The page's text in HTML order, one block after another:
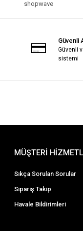
shopwave
Güvenli
Güvenli
sistemi
MÜŞTERİ
Sıkça Sorulan Sorular
Sipariş Takip
Havale Bildirimleri